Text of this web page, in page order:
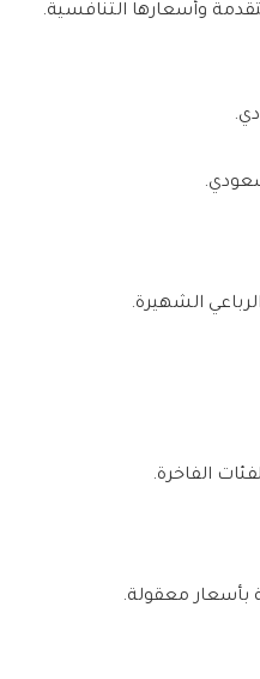
وأسعارها التنافسية.
الشهيرة.
الفاخرة.
بأسعار معقولة.